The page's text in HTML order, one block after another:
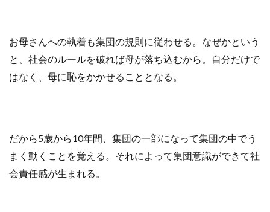
お母さんへの執着も集団の規則に従わせる。なぜかという
と、社会のルールを破れば母が落ち込むから。自分だけで
はなく、母に恥をかかせることとなる。
だから5歳から10年間、集団の一部になって集団の中でう
まく動くことを覚える。それによって集団意識ができて社
会責任感が生まれる。